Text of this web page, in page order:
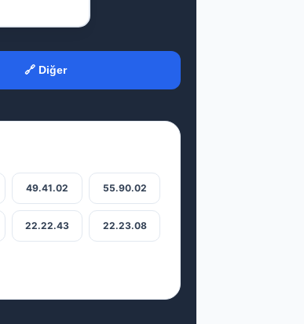
🔗 Diğer
49.41.02 55.90.02
22.22.43 22.23.08